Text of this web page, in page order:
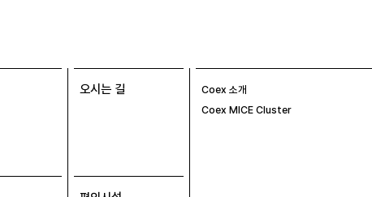
오시는 길
Coex 소개
Coex MICE Cluster